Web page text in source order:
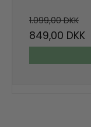
1.099,00 DKK
849,00 DKK